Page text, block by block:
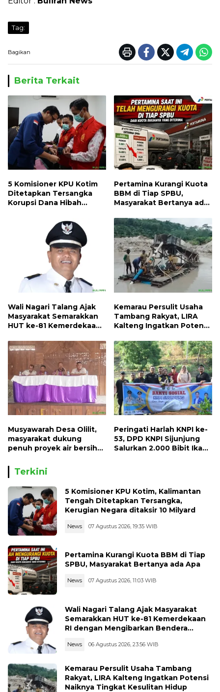
Tag:
Bagikan
Berita Terkait
5 Komisioner KPU Kotim
Ditetapkan Tersangka
Korupsi Dana Hibah
ditaksir 10 Milyard
Pertamina Kurangi Kuota
BBM di Tiap SPBU,
Masyarakat Bertanya ada
Wali Nagari Talang Ajak
Masyarakat Semarakkan
HUT ke-81 Kemerdekaan
Bendera Merah Putih
Kemarau Persulit Usaha
Tambang Rakyat, LIRA
Kalteng Ingatkan Potensi
Hidup
Musyawarah Desa Olilit,
masyarakat dukung
penuh proyek air bersih
Peringati Harlah KNPI ke-
53, DPD KNPI Sijunjung
Salurkan 2.000 Bibit Ikan
Terkini
5 Komisioner KPU Kotim, Kalimantan
Tengah Ditetapkan Tersangka,
Kerugian Negara ditaksir 10 Milyard
News 07 Agustus 2026, 19:35 WIB
Pertamina Kurangi Kuota BBM di Tiap
SPBU, Masyarakat Bertanya ada Apa
News 07 Agustus 2026, 11:03 WIB
Wali Nagari Talang Ajak Masyarakat
Semarakkan HUT ke-81 Kemerdekaan
RI dengan Mengibarkan Bendera
News 06 Agustus 2026, 23:56 WIB
Kemarau Persulit Usaha Tambang
Rakyat, LIRA Kalteng Ingatkan Potensi
Naiknya Tingkat Kesulitan Hidup